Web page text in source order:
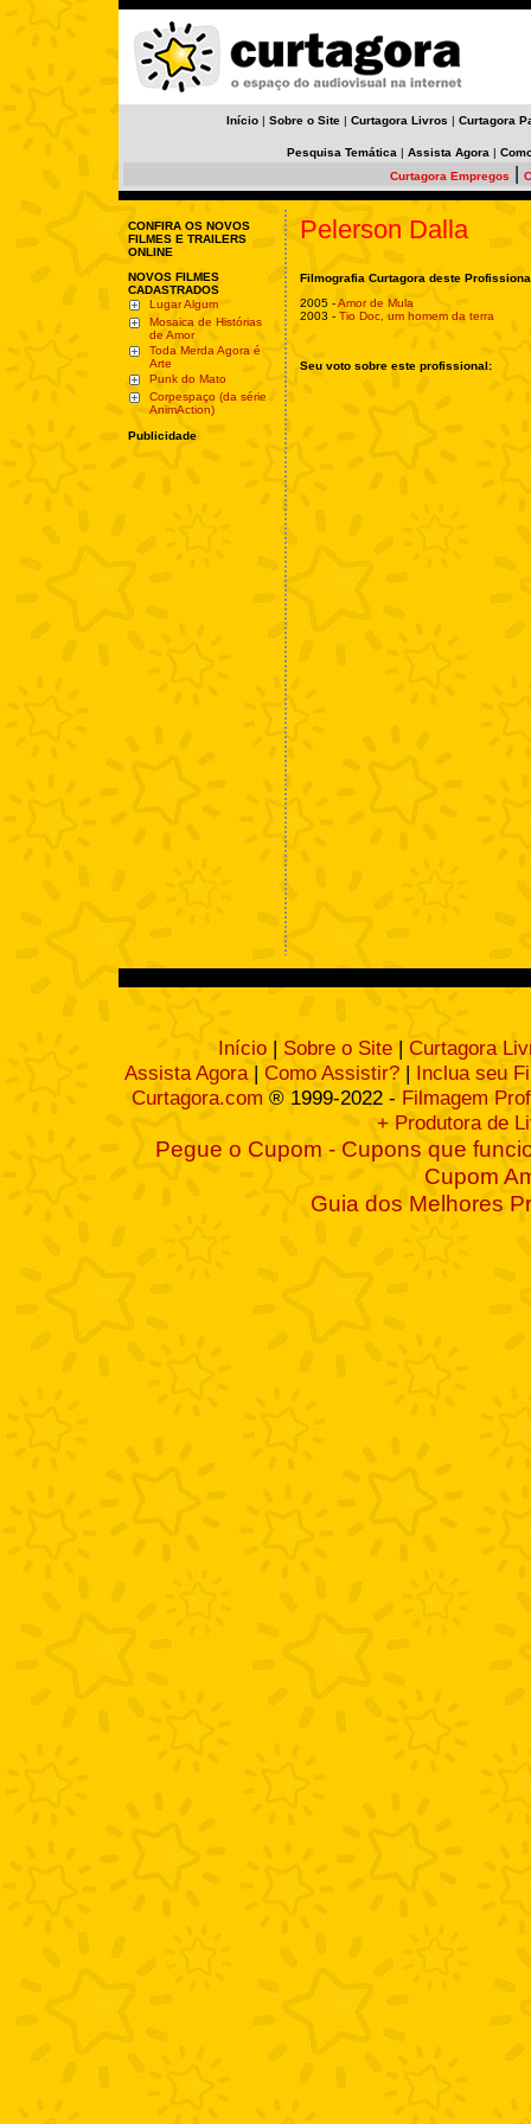
Início | Sobre o Site | Curtagora Livros | Curtagora
Pesquisa Temática | Assista Agora |
Curtagora Empregos
CONFIRA OS NOVOS
FILMES E TRAILERS
ONLINE
NOVOS FILMES
CADASTRADOS
Lugar Algum
Mosaica de Histórias
de Amor
Toda Merda Agora é
Arte
Punk do Mato
Corpespaço (da série
AnimAction)
Publicidade
Pelerson Dalla
Filmografia Curtagora deste
2005 -Amor de Mula
2003 - Tio Doc, um homem da terra
Seu voto sobre este profissional:
Início | Sobre o Site | Curtagora
Assista Agora| Como Assistir? | Inclua seu
Curtagora.com ® 1999-2022 - Filmagem
+ Produtora de
Pegue o Cupom - Cupons que
Cupom
Guia dos Melhores